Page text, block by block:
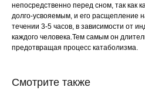
непосредственно перед сном, так как
долго-усвояемым, и его расщепление
течении 3-5 часов, в зависимости от
каждого человека.Тем самым он
предотвращая процесс катаболизма.
Смотрите также